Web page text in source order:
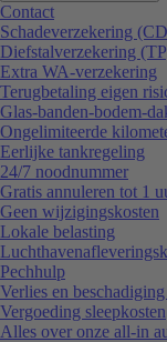
Contact
Schadeverzekering
Diefstalverzekering
Extra WA-verzekering
Terugbetaling eigen
Glas-banden-bodem-
Ongelimiteerde
Eerlijke tankregeling
24/7 noodnummer
Gratis annuleren tot 1
Geen wijzigingskosten
Lokale belasting
Pechhulp
Verlies en
Vergoeding sleepkosten
Alles over onze all-in